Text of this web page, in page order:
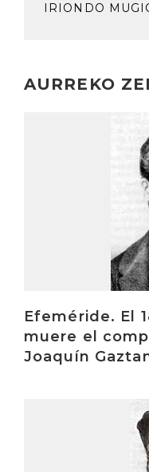
IRIONDO
AURREKO
Efeméride. El
muere el
Joaquín